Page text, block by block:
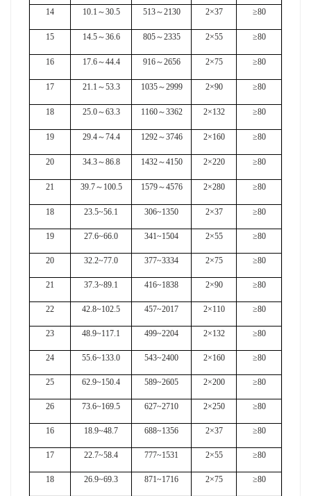
14 10.1 ～30.5 513～2130 2×37 ≥80
15 14.5～36.6 805～2335 2×55 ≥80
16 17.6～44.4 916～2656 2×75 ≥80
17 21.1 ～53.3 1035～2999 2×90 ≥80
18 25.0～63.3 1160～3362 2×132 ≥80
19 29.4～74.4 1292～3746 2×160 ≥80
20 34.3～86.8 1432～4150 2×220 ≥80
21 39.7～ 100.5 1579～4576 2×280 ≥80
18 23.5~56.1 306~1350 2×37 ≥80
19 27.6~66.0 341~1504 2×55 ≥80
20 32.2~77.0 377~3334 2×75 ≥80
21 37.3~89.1 416~1838 2×90 ≥80
22 42.8~102.5 457~2017 2×110 ≥80
23 48.9~117.1 499~2204 2×132 ≥80
24 55.6~133.0 543~2400 2×160 ≥80
25 62.9~150.4 589~2605 2×200 ≥80
26 73.6~169.5 627~2710 2×250 ≥80
16 18.9~48.7 688~1356 2×37 ≥80
17 22.7~58.4 777~1531 2×55 ≥80
18 26.9~69.3 871~1716 2×75 ≥80